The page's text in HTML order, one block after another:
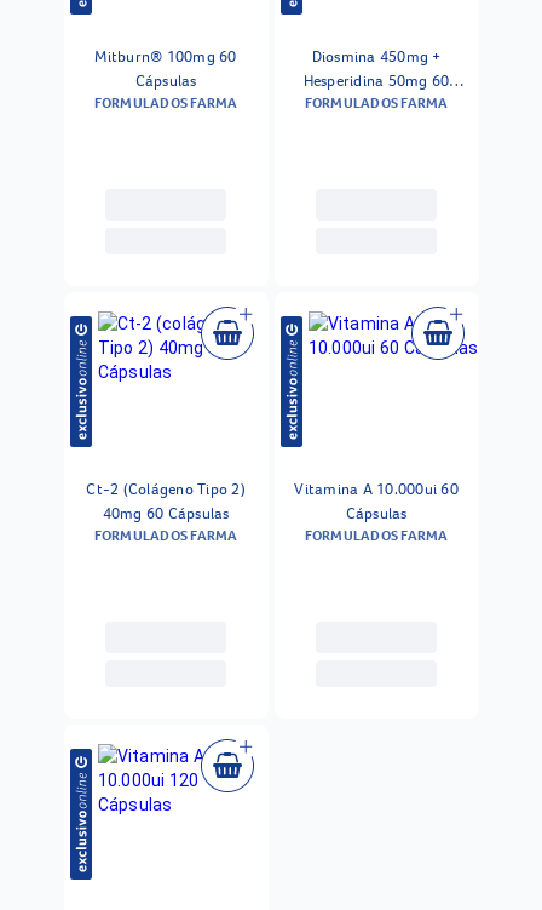
Mitburn® 100mg 60
Cápsulas
FORMULADOS FARMA
Diosmina 450mg +
Hesperidina 50mg 60
Cápsulas
FORMULADOS FARMA
Ct-2 (Colágeno Tipo 2)
40mg 60 Cápsulas
FORMULADOS FARMA
Vitamina A 10.000ui 60
Cápsulas
FORMULADOS FARMA